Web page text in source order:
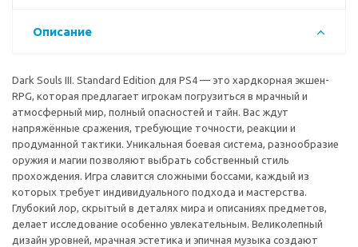
Описание
Dark Souls III. Standard Edition для PS4 — это хардкорная экшен-
RPG, которая предлагает игрокам погрузиться в мрачный и
атмосферный мир, полный опасностей и тайн. Вас ждут
напряжённые сражения, требующие точности, реакции и
продуманной тактики. Уникальная боевая система, разнообразие
оружия и магии позволяют выбрать собственный стиль
прохождения. Игра славится сложными боссами, каждый из
которых требует индивидуального подхода и мастерства.
Глубокий лор, скрытый в деталях мира и описаниях предметов,
делает исследование особенно увлекательным. Великолепный
дизайн уровней, мрачная эстетика и эпичная музыка создают